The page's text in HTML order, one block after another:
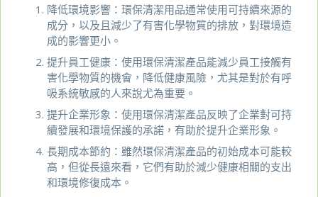
降低環境影響：環保清潔用品通常使用可持續來源的
成分，以及且減少了有害化學物質的排放，對環境造
成的影響更小。
提升員工健康：使用環保清潔產品能減少員工接觸有
害化學物質的機會，降低健康風險，尤其是對於有呼
吸系統敏感的人來說尤為重要。
提升企業形象：使用環保清潔產品反映了企業對可持
續發展和環境保護的承諾，有助於提升企業形象。
長期成本節約：雖然環保清潔產品的初始成本可能較
高，但從長遠來看，它們有助於減少健康相關的支出
和環境修復成本。